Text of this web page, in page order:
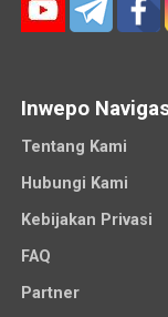
Inwepo
Tentang Kami
Hubungi Kami
Kebijakan Privasi
FAQ
Partner